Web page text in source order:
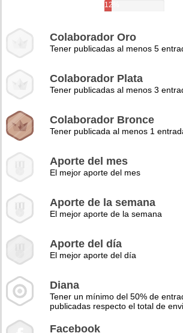
12%
Colaborador Oro
Tener publicadas al menos 5
Colaborador Plata
Tener publicadas al menos 3
Colaborador Bronce
Tener publicada al menos 1
Aporte del mes
El mejor aporte del mes
Aporte de la semana
El mejor aporte de la semana
Aporte del día
El mejor aporte del día
Diana
Tener un mínimo del 50% de
publicadas respecto el total de
Facebook